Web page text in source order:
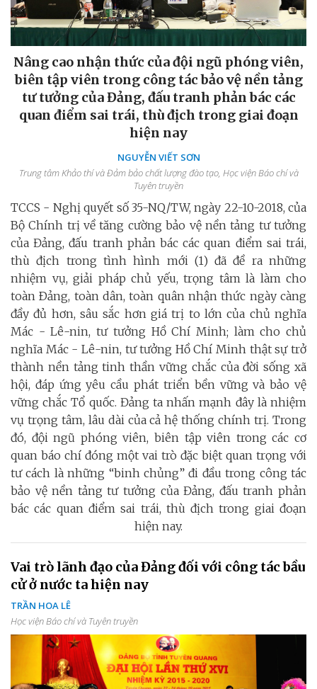
Nâng cao nhận thức của đội ngũ phóng viên,
biên tập viên trong công tác bảo vệ nền tảng
tư tưởng của Đảng, đấu tranh phản bác các
quan điểm sai trái, thù địch trong giai đoạn
hiện nay
NGUYỄN VIẾT SƠN
Trung tâm Khảo thí và Đảm bảo chất lượng đào tạo, Học viện Báo chí và
Tuyên truyền
TCCS - Nghị quyết số 35-NQ/TW, ngày 22-10-2018, của
Bộ Chính trị về tăng cường bảo vệ nền tảng tư tưởng
của Đảng, đấu tranh phản bác các quan điểm sai trái,
thù địch trong tình hình mới (1) đã đề ra những
nhiệm vụ, giải pháp chủ yếu, trọng tâm là làm cho
toàn Ðảng, toàn dân, toàn quân nhận thức ngày càng
đầy đủ hơn, sâu sắc hơn giá trị to lớn của chủ nghĩa
Mác - Lê-nin, tư tưởng Hồ Chí Minh; làm cho chủ
nghĩa Mác - Lê-nin, tư tưởng Hồ Chí Minh thật sự trở
thành nền tảng tinh thần vững chắc của đời sống xã
hội, đáp ứng yêu cầu phát triển bền vững và bảo vệ
vững chắc Tổ quốc. Đảng ta nhấn mạnh đây là nhiệm
vụ trọng tâm, lâu dài của cả hệ thống chính trị. Trong
đó, đội ngũ phóng viên, biên tập viên trong các cơ
quan báo chí đóng một vai trò đặc biệt quan trọng với
tư cách là những “binh chủng” đi đầu trong công tác
bảo vệ nền tảng tư tưởng của Đảng, đấu tranh phản
bác các quan điểm sai trái, thù địch trong giai đoạn
hiện nay.
Vai trò lãnh đạo của Đảng đối với công tác bầu
cử ở nước ta hiện nay
TRẦN HOA LÊ
Học viện Báo chí và Tuyên truyền